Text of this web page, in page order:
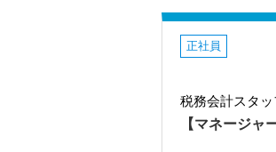
正社員
税務会計スタ
【マネージャ